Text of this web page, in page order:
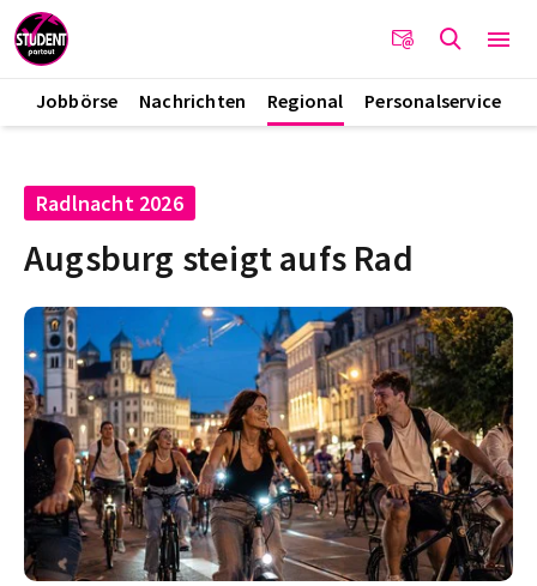
Jobbörse Nachrichten Regional Personalservice
Radlnacht 2026
Augsburg steigt aufs Rad